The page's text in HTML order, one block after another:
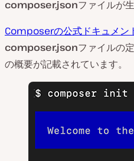
composer.jsonファイルが
Composerの公式ドキュメン
composer.jsonファイルの
の概要が記載されています。